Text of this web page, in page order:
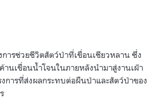
การช่วยชีวิตสัตว์ป่าที่เขื่อนเชียวหลาน ซึ่ง
านเขื่อนน้ำโจนในภายหลังนำมาสู่งานเฝ้า
งการที่ส่งผลกระทบต่อผืนป่าและสัตว์ป่าของ